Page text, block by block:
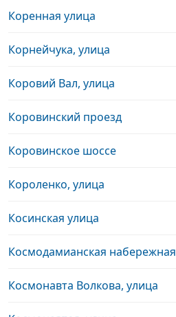
Коренная улица
Корнейчука, улица
Коровий Вал, улица
Коровинский проезд
Коровинское шоссе
Короленко, улица
Косинская улица
Космодамианская набережная
Космонавта Волкова, улица